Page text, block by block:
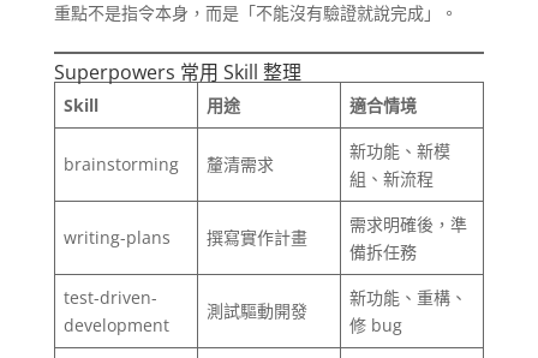
重點不是指令本身，而是「不能沒有驗證就說完成」。
Superpowers 常用 Skill 整理
Skill 用途 適合情境
brainstorming 釐清需求
新功能、新模
組、新流程
writing-plans 撰寫實作計畫
需求明確後，準
備拆任務
test-driven-
development
測試驅動開發
新功能、重構、
修 bug